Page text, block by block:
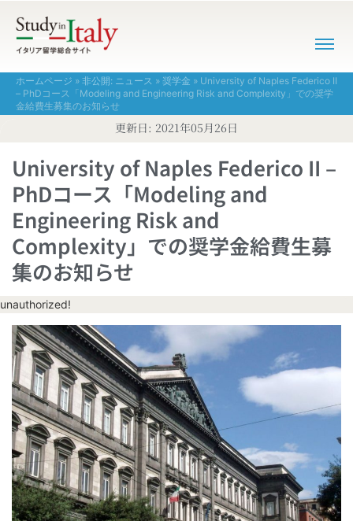
ホームページ » 非公開: ニュース » 奨学金 » University of Naples Federico II
– PhDコース「Modeling and Engineering Risk and Complexity」での奨学
金給費生募集のお知らせ
更新日: 2021年05月26日
University of Naples Federico II –
PhDコース「Modeling and
Engineering Risk and
Complexity」での奨学金給費生募
集のお知らせ
unauthorized!